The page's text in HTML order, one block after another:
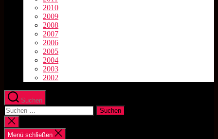
2010
2009
2008
2007
2006
2005
2004
2003
2002
Suchen
Suchen
nach:
Suche
schließen
Menü schließen